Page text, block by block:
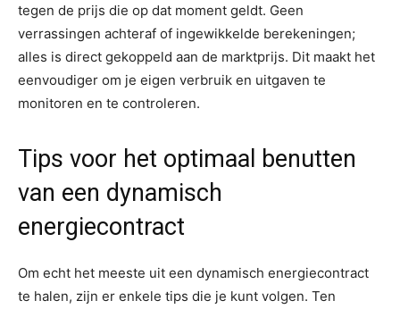
tegen de prijs die op dat moment geldt. Geen
verrassingen achteraf of ingewikkelde berekeningen;
alles is direct gekoppeld aan de marktprijs. Dit maakt het
eenvoudiger om je eigen verbruik en uitgaven te
monitoren en te controleren.
Tips voor het optimaal benutten
van een dynamisch
energiecontract
Om echt het meeste uit een dynamisch energiecontract
te halen, zijn er enkele tips die je kunt volgen. Ten